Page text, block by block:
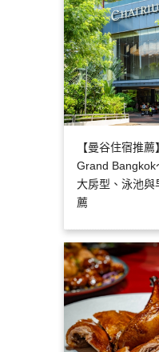
【曼谷住宿推
Grand Bangkok
大房型、泳池與
薦